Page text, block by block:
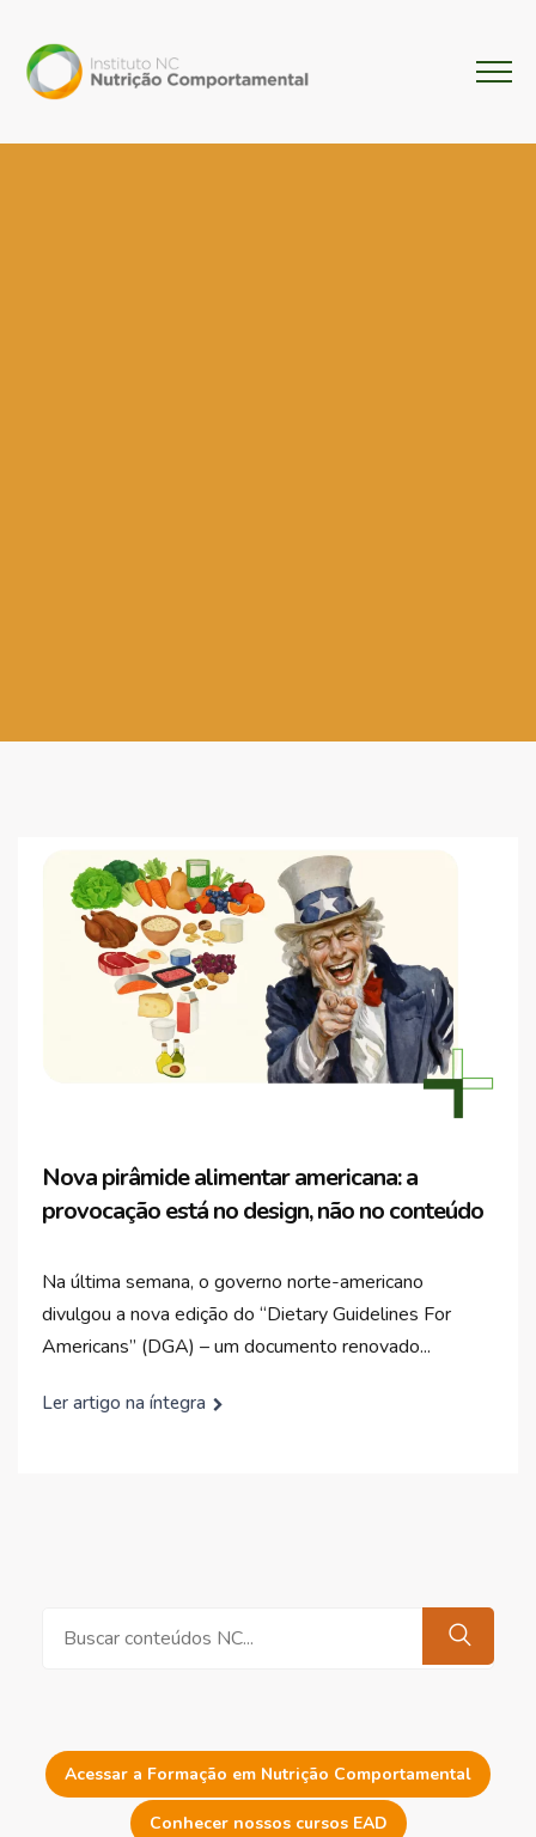
Nova pirâmide alimentar americana: a
provocação está no design, não no conteúdo
Na última semana, o governo norte-americano
divulgou a nova edição do “Dietary Guidelines For
Americans” (DGA) – um documento renovado...
Ler artigo na íntegra
Acessar a Formação em Nutrição Comportamental
Conhecer nossos cursos EAD